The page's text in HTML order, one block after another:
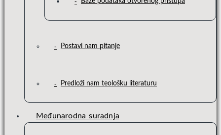
Postavi nam pitanje
Predloži nam teološku literaturu
Međunarodna suradnja